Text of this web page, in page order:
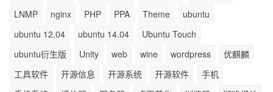
LNMP
nginx PHP PPA Theme
ubuntu
ubuntu 12.04
ubuntu 14.04
Ubuntu Touch
ubuntu衍生版
Unity web wine wordpress
优麒麟
工具软件
开源信息 开源系统 开源软件
手机